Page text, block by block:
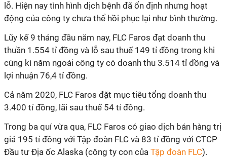
lỗ. Hiện nay tình hình dịch bệnh đã ổn định nhưng hoạt
động của công ty chưa thể hồi phục lại như bình thường.
Lũy kế 9 tháng đầu năm nay, FLC Faros đạt doanh thu
thuần 1.554 tỉ đồng và lỗ sau thuế 149 tỉ đồng trong khi
cùng kì năm ngoái công ty có doanh thu 3.514 tỉ đồng và
lợi nhuận 76,4 tỉ đồng.
Cả năm 2020, FLC Faros đặt mục tiêu tổng doanh thu
3.400 tỉ đồng, lãi sau thuế 54 tỉ đồng.
Trong ba quí vừa qua, FLC Faros có giao dịch bán hàng trị
giá 195 tỉ đồng với Tập đoàn FLC và 83 tỉ đồng với CTCP
Đầu tư Địa ốc Alaska (công ty con của Tập đoàn FLC).